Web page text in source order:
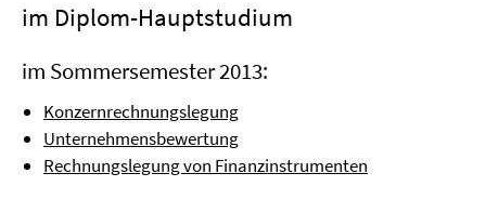
im Diplom-Hauptstudium
im Sommersemester 2013:
Konzernrechnungslegung
Unternehmensbewertung
Rechnungslegung von Finanzinstrumenten